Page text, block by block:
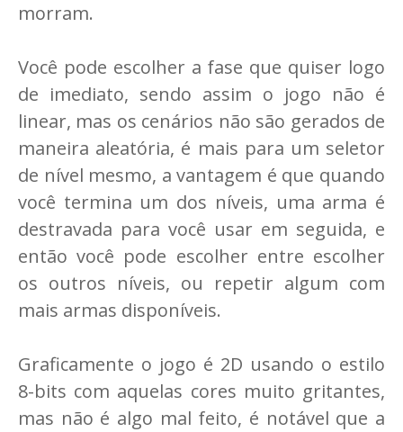
morram.
Você pode escolher a fase que quiser logo
de imediato, sendo assim o jogo não é
linear, mas os cenários não são gerados de
maneira aleatória, é mais para um seletor
de nível mesmo, a vantagem é que quando
você termina um dos níveis, uma arma é
destravada para você usar em seguida, e
então você pode escolher entre escolher
os outros níveis, ou repetir algum com
mais armas disponíveis.
Graficamente o jogo é 2D usando o estilo
8-bits com aquelas cores muito gritantes,
mas não é algo mal feito, é notável que a